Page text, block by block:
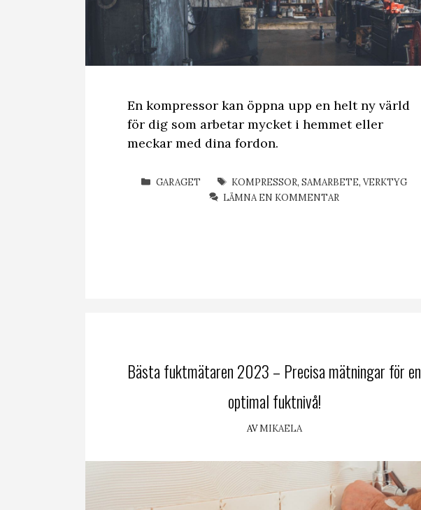
En kompressor kan öppna upp en helt ny värld
för dig som arbetar mycket i hemmet eller
meckar med dina fordon.
KATEGORIER
GARAGET ETIKETTER
KOMPRESSOR,SAMARBETE,VERKTYG
LÄMNA EN KOMMENTAR
Bästa fuktmätaren 2023 – Precisa mätningar för en
optimal fuktnivå!
AVMIKAELA